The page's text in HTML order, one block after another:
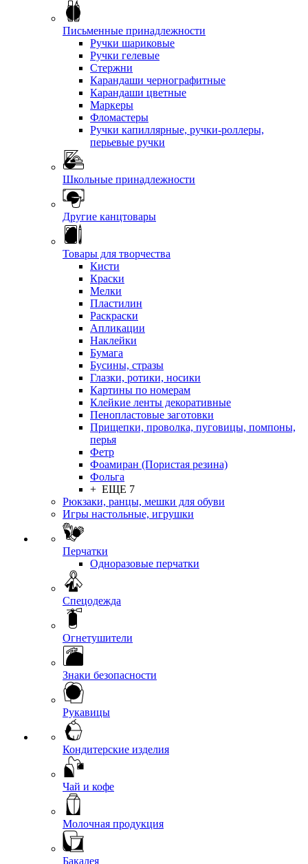
Письменные принадлежности
Ручки шариковые
Ручки гелевые
Стержни
Карандаши чернографитные
Карандаши цветные
Маркеры
Фломастеры
Ручки капиллярные, ручки-роллеры,
перьевые ручки
Школьные принадлежности
Другие канцтовары
Товары для творчества
Кисти
Краски
Мелки
Пластилин
Раскраски
Апликации
Наклейки
Бумага
Бусины, стразы
Глазки, ротики, носики
Картины по номерам
Клейкие ленты декоративные
Пенопластовые заготовки
Прищепки, проволка, пуговицы, помпоны,
перья
Фетр
Фоамиран (Пористая резина)
Фольга
+ ЕЩЕ 7
Рюкзаки, ранцы, мешки для обуви
Игры настольные, игрушки
Перчатки
Одноразовые перчатки
Спецодежда
Огнетушители
Знаки безопасности
Рукавицы
Кондитерские изделия
Чай и кофе
Молочная продукция
Бакалея